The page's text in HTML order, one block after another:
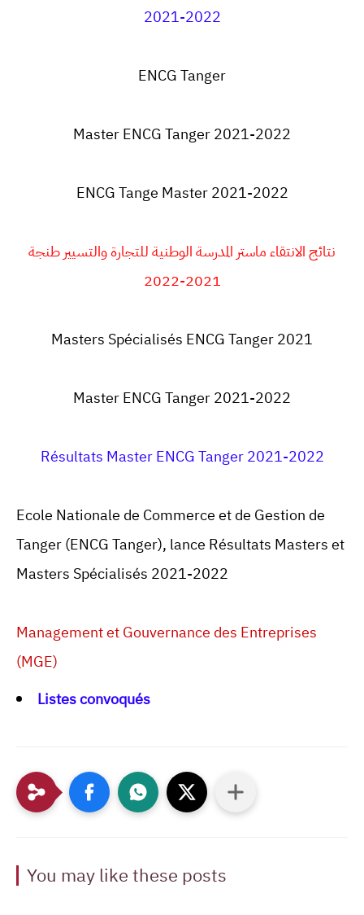
2021-2022
ENCG Tanger
Master ENCG Tanger 2021-2022
ENCG Tange Master 2021-2022
نتائج الانتقاء ماستر المدرسة الوطنية للتجارة والتسيير طنجة
2021-2022
Masters Spécialisés ENCG Tanger 2021
Master ENCG Tanger 2021-2022
Résultats Master ENCG Tanger 2021-2022
Ecole Nationale de Commerce et de Gestion de
Tanger (ENCG Tanger), lance Résultats Masters et
Masters Spécialisés 2021-2022
Management et Gouvernance des Entreprises
(MGE)
Listes convoqués
You may like these posts